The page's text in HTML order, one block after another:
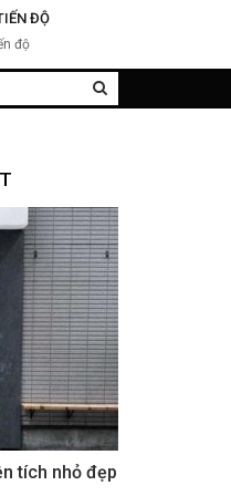
ĐỘ
độ
tích nhỏ đẹp